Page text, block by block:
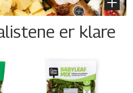
er klare